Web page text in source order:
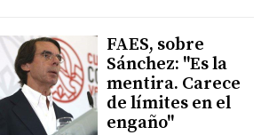
FAES, sobre
Sánchez: "Es la
mentira. Carece
de límites en el
engaño"